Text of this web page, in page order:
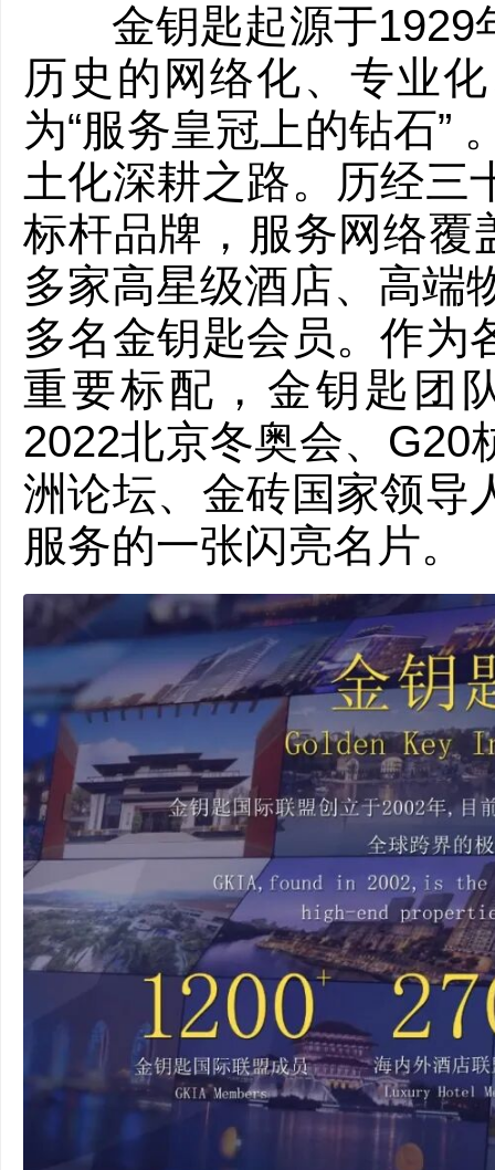
金钥匙起源于1929
历史的网络化、专业
为“服务皇冠上的钻石”
土化深耕之路。历经三
标杆品牌，服务网络覆
多家高星级酒店、高端
多名金钥匙会员。作为
重要标配，金钥匙团
2022北京冬奥会、G20
洲论坛、金砖国家领导
服务的一张闪亮名片。